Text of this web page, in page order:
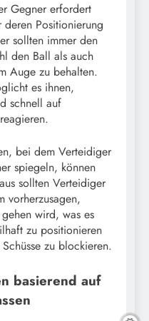
Gegner erfordert
Positionierung
sollten immer den
den Ball als auch
Auge zu behalten.
es ihnen,
schnell auf
bei dem Verteidiger
spiegeln, können
sollten Verteidiger
vorherzusagen,
wird, was es
zu positionieren
zu blockieren.
basierend auf